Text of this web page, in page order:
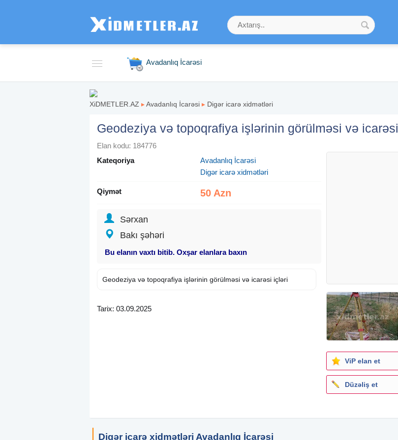
Avadanlıq İcarəsi
XiDMETLER.AZ ▸Avadanlıq İcarəsi ▸ Digər icarə xidmətləri
Geodeziya və topoqrafiya işlərinin görülməsi və icarəsi
Elan kodu: 184776
Kateqoriya
Avadanlıq İcarəsi
Digər icarə xidmətləri
Qiymət 50 Azn
Sərxan
Bakı şəhəri
Bu elanın vaxtı bitib. Oxşar elanlara baxın
Geodeziya və topoqrafiya işlərinin görülməsi və icarəsi içləri
Tarix: 03.09.2025
ViP elan et
Düzəliş et
Digər icarə xidmətləri Avadanlıq İcarəsi